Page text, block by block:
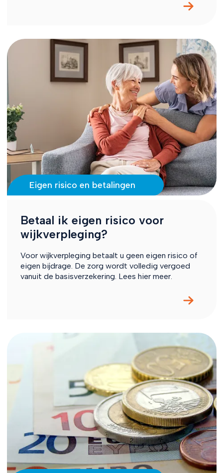
Eigen risico en betalingen
Betaal ik eigen risico voor
wijkverpleging?
Voor wijkverpleging betaalt u geen eigen risico of
eigen bijdrage. De zorg wordt volledig vergoed
vanuit de basisverzekering. Lees hier meer.